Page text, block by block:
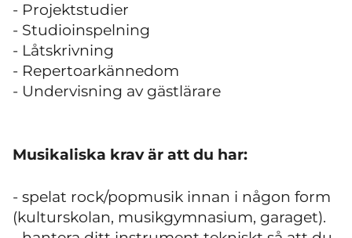
- Projektstudier
- Studioinspelning
- Låtskrivning
- Repertoarkännedom
- Undervisning av gästlärare
Musikaliska krav är att du har:
- spelat rock/popmusik innan i någon form
(kulturskolan, musikgymnasium, garaget).